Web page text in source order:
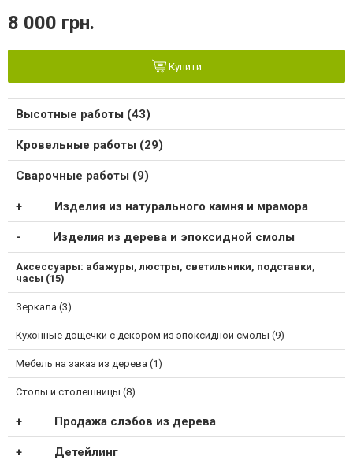
8 000 грн.
Купити
Высотные работы (43)
Кровельные работы (29)
Сварочные работы (9)
Изделия из натурального камня и мрамора
Изделия из дерева и эпоксидной смолы
Аксессуары: абажуры, люстры, светильники, подставки,
часы (15)
Зеркала (3)
Кухонные дощечки с декором из эпоксидной смолы (9)
Мебель на заказ из дерева (1)
Столы и столешницы (8)
Продажа слэбов из дерева
Детейлинг